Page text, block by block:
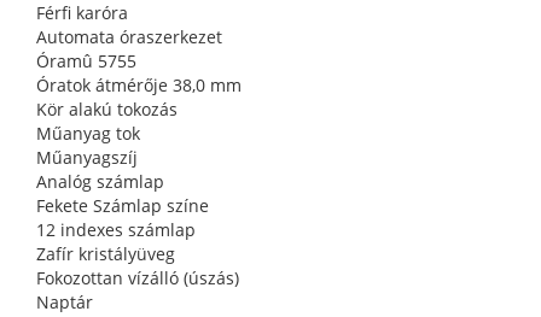
Férfi karóra
Automata óraszerkezet
Óramû 5755
Óratok átmérője 38,0 mm
Kör alakú tokozás
Műanyag tok
Műanyagszíj
Analóg számlap
Fekete Számlap színe
12 indexes számlap
Zafír kristályüveg
Fokozottan vízálló (úszás)
Naptár